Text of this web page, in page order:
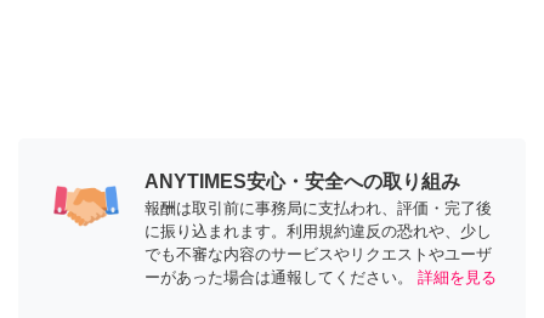
ANYTIMES安心・安全への取り組み
報酬は取引前に事務局に支払われ、評価・完了後
に振り込まれます。利用規約違反の恐れや、少し
でも不審な内容のサービスやリクエストやユーザ
ーがあった場合は通報してください。
詳細を見る